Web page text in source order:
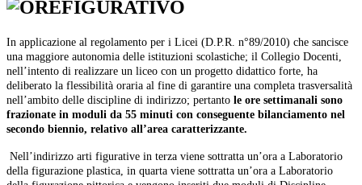
In applicazione al regolamento per i Licei (D.P.R. n°89/2010) che sancisce
una maggiore autonomia delle istituzioni scolastiche; il Collegio Docenti,
nell’intento di realizzare un liceo con un progetto didattico forte, ha
deliberato la flessibilità oraria al fine di garantire una completa trasversalità
nell’ambito delle discipline di indirizzo; pertanto le ore settimanali sono
frazionate in moduli da 55 minuti con conseguente bilanciamento nel
secondo biennio, relativo all’area caratterizzante.
Nell’indirizzo arti figurative in terza viene sottratta un’ora a Laboratorio
della figurazione plastica, in quarta viene sottratta un’ora a Laboratorio